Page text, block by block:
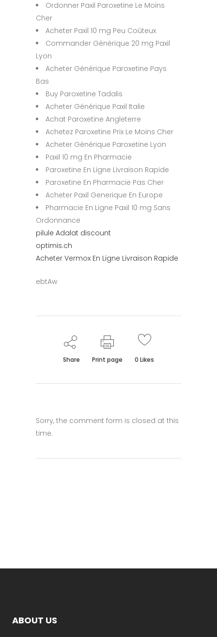
Ordonner Paxil Paroxetine Le Moins
Cher
Acheter Paxil 10 mg Peu Coûteux
Commander Générique 20 mg Paxil
Lyon
Acheter Générique Paroxetine Pays
Bas
Buy Paroxetine Tadalis
Acheter Générique Paxil Italie
Achat Paroxetine Angleterre
Achetez Paroxetine Prix Le Moins Cher
Acheter Générique Paroxetine Lyon
Paxil 10 mg En Pharmacie
Paroxetine En Ligne Livraison Rapide
Paroxetine En Pharmacie Pas Cher
Acheter Paxil Generique En Europe
Pharmacie En Ligne Paxil 10 mg Sans
Ordonnance
pilule Adalat discount
optimis.ch
Acheter Vermox En Ligne Livraison Rapide
ebtAw
Share Print page 0 Likes
Sorry, the comment form is closed at this
time.
ABOUT US